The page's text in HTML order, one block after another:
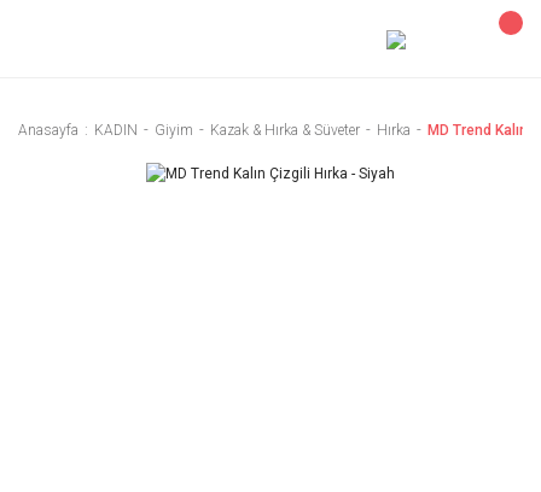
Anasayfa KADIN Giyim Kazak & Hırka & Süveter Hırka MD Trend Kalın